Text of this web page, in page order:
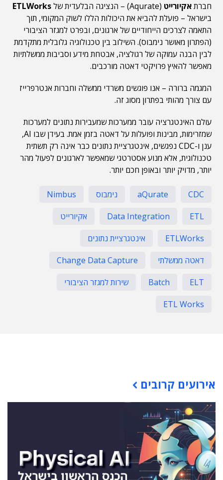
חברתאקיורייט (Aqurate) – הנציגה הבלעדית של
ETLWorks
בישראל – פועלת להביא את היכולות הללו לשוק המקומי, תוך
התאמה לצרכים הייחודיים של ארגונים, ובפרט למגזר הציבורי
(הפתרון מאושר נימבוס). השילוב בין טכנולוגיה גלובלית מתקדמת
לבין הבנה עמוקה של רגולציה, אבטחת מידע וסביבות ממשלתיות
מאפשר להאיץ פרויקטי דאטה מורכבים.
המגמה ברורה – אנו פוגשים משרדי ממשלה וחברות אנטרפרייז
עם צורך מהותי בפתרון מסוג זה.
עולם האינטגרציה עובר ממערכות שמעבירות נתונים למערכות
שמזרימות, מבינות ופועלות על דאטה בזמן אמת. בעידן שבו AI,
ענן ו-CDC נפגשים, אינטגרציית נתונים כבר אינה רק תשתית
טכנולוגית, אלא מנוע אסטרטגי שמאפשר לארגונים לפעול מהר
יותר, מדויק יותר ובאופן חכם יותר.
CDC
aQurate נימבוס
Nimbus
ETL
Data Integration
אקיורייט
ETLWorks
אינטגרציית נתונים
דאטה ממשלתי
Change Data Capture
ELT
Batch
שירות למגזר הציבורי
ETL Works
אירועים קרובים